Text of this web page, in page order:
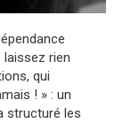
rien
qui
! » : un
structuré les